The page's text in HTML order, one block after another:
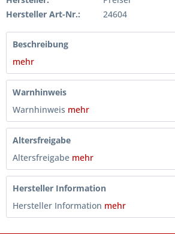
Hersteller Art-Nr.:
24604
Beschreibung
mehr
Warnhinweis
Warnhinweis mehr
Altersfreigabe
Altersfreigabe mehr
Hersteller Information
Hersteller Information mehr